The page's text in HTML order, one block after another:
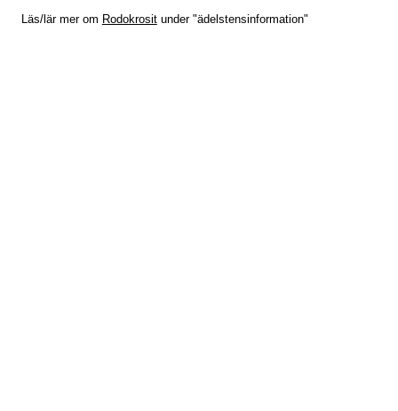
Läs/lär mer om Rodokrositunder "ädelstensinformation"